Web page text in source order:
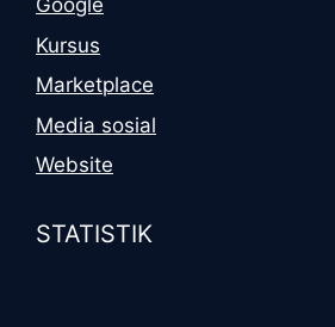
Google
Kursus
Marketplace
Media sosial
Website
STATISTIK